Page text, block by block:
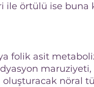
ile örtülü ise buna
folik asit
nöral